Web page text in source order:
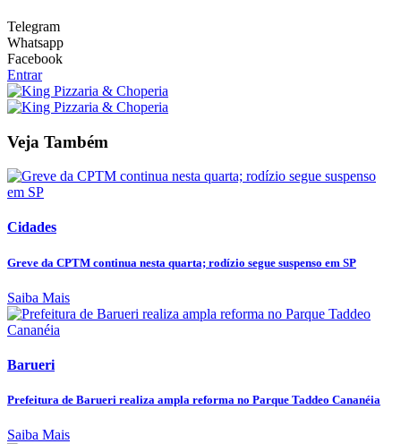
Telegram
Whatsapp
Facebook
Entrar
Veja Também
Cidades
Greve da CPTM continua nesta quarta; rodízio segue suspenso em SP
Saiba Mais
Barueri
Prefeitura de Barueri realiza ampla reforma no Parque Taddeo Cananéia
Saiba Mais